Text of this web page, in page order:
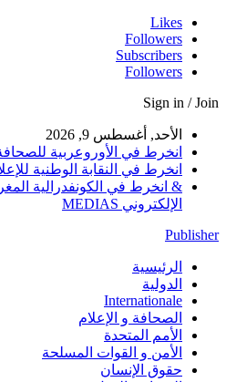
Likes
Followers
Subscribers
Followers
Sign in / Join
الأحد, أغسطس 9, 2026
انخرط في الأوروعربية
انخرط في النقابة الوطنية
& انخرط في الكونفدرالية
الإلكتروني MEDIAS
Publisher
الرئيسية
الدولية
Internationale
الصحافة و الإعلام
الأمم المتحدة
الأمن و القوات المسلحة
حقوق الإنسان